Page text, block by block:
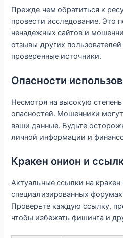
Прежде чем обратиться к
провести исследование. Это
ненадежных сайтов и
отзывы других
проверенные источники.
Опасности
Несмотря на высокую
опасностей. Мошенники
ваши данные. Будьте
личной информации и
Кракен онион и
Актуальные ссылки на
специализированных
Проверьте каждую ссылку,
чтобы избежать фишинга и